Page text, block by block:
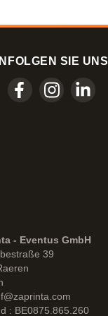
FOLGEN SIE UNS
- Eventus GmbH
39
: BE0875.865.260